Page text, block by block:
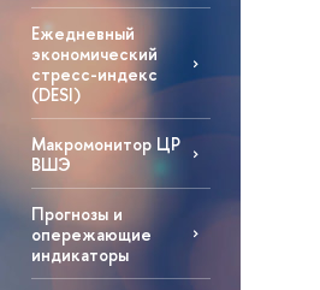
Ежедневный
экономический
стресс-индекс
(DESI)
Макромонитор ЦР
ВШЭ
Прогнозы и
опережающие
индикаторы